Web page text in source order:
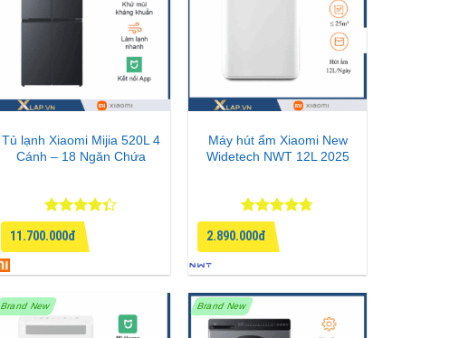
Tủ lạnh Xiaomi Mijia 520L 4
Cánh – 18 Ngăn Chứa
Được xếp
hạng
4.33
5 sao
11.700.000đ
Máy hút ẩm Xiaomi New
Widetech NWT 12L 2025
Được xếp
hạng4.67
5 sao
2.890.000đ
Brand New Brand New